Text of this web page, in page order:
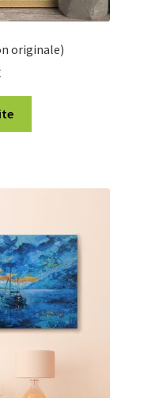
originale)